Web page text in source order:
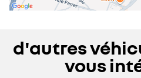
d'autres
vous